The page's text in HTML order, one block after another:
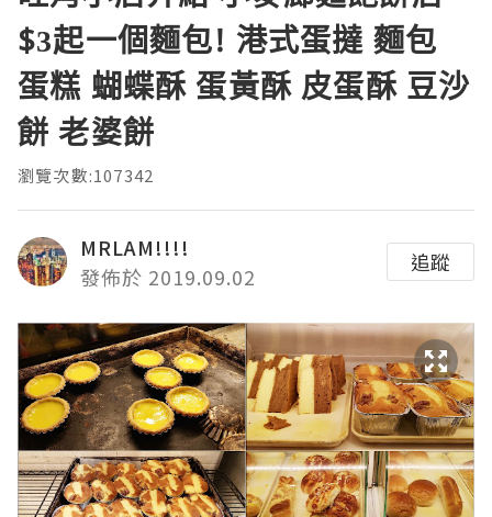
$3起一個麵包! 港式蛋撻 麵包
蛋糕 蝴蝶酥 蛋黃酥 皮蛋酥 豆沙
餅 老婆餅
瀏覽次數:107342
MRLAM!!!!
發佈於 2019.09.02
追蹤